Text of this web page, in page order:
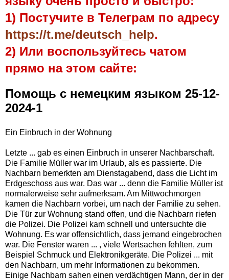
1) Постучите в Телеграм по адресу
https://t.me/deutsch_help.
2) Или воспользуйтесь чатом
прямо на этом сайте:
Помощь с немецким языком 25-12-
2024-1
Ein Einbruch in der Wohnung
Letzte ... gab es einen Einbruch in unserer Nachbarschaft.
Die Familie Müller war im Urlaub, als es passierte. Die
Nachbarn bemerkten am Dienstagabend, dass die Licht im
Erdgeschoss aus war. Das war ... denn die Familie Müller ist
normalerweise sehr aufmerksam. Am Mittwochmorgen
kamen die Nachbarn vorbei, um nach der Familie zu sehen.
Die Tür zur Wohnung stand offen, und die Nachbarn riefen
die Polizei. Die Polizei kam schnell und untersuchte die
Wohnung. Es war offensichtlich, dass jemand eingebrochen
war. Die Fenster waren ... , viele Wertsachen fehlten, zum
Beispiel Schmuck und Elektronikgeräte. Die Polizei ... mit
den Nachbarn, um mehr Informationen zu bekommen.
Einige Nachbarn sahen einen verdächtigen Mann, der in der